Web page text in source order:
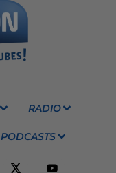
RADIO
PODCASTS